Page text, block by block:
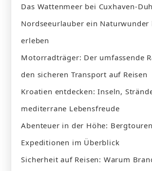
Das Wattenmeer bei Cuxhaven-
Nordseeurlauber ein Naturwunder
erleben
Motorradträger: Der umfassende
den sicheren Transport auf Reisen
Kroatien entdecken: Inseln,
mediterrane Lebensfreude
Abenteuer in der Höhe:
Expeditionen im Überblick
Sicherheit auf Reisen: Warum